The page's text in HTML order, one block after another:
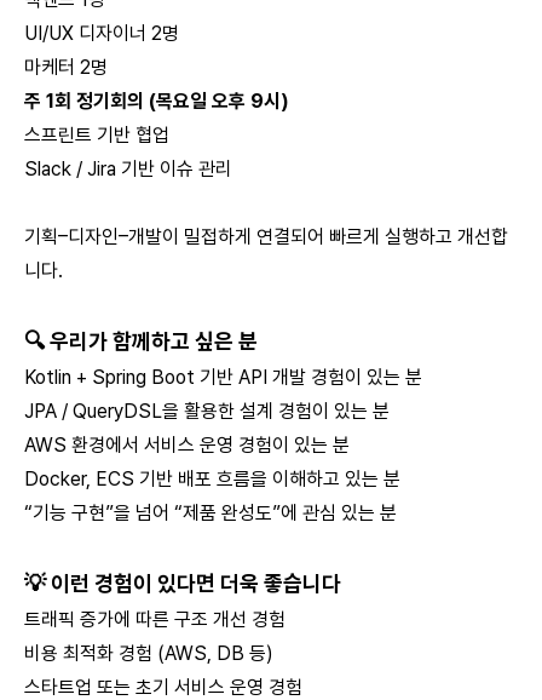
UI/UX 디자이너 2명
마케터 2명
주 1회 정기회의 (목요일 오후 9시)
스프린트 기반 협업
Slack / Jira 기반 이슈 관리
기획–디자인–개발이 밀접하게 연결되어 빠르게 실행하고 개선합
니다.
🔍 우리가 함께하고 싶은 분
Kotlin + Spring Boot 기반 API 개발 경험이 있는 분
JPA / QueryDSL을 활용한 설계 경험이 있는 분
AWS 환경에서 서비스 운영 경험이 있는 분
Docker, ECS 기반 배포 흐름을 이해하고 있는 분
“기능 구현”을 넘어 “제품 완성도”에 관심 있는 분
💡 이런 경험이 있다면 더욱 좋습니다
트래픽 증가에 따른 구조 개선 경험
비용 최적화 경험 (AWS, DB 등)
스타트업 또는 초기 서비스 운영 경험